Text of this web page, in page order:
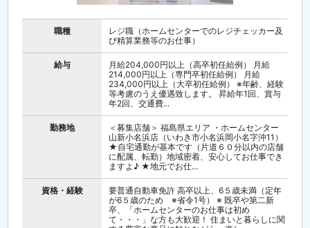
職種
レジ職（ホームセンターでのレジチェッカー及
び精算業務等のお仕事）
給与
月給204,000円以上（高卒初任給例） 月給
214,000円以上（専門卒初任給例） 月給
234,000円以上（大卒初任給例） ※年齢、経験
等考慮のうえ優遇致します。 昇給年1回、賞与
年2回、交通費...
勤務地
＜募集店舗＞ 福島県エリア ・ホームセンター
山新小名浜店（いわき市小名浜岡小名字沖11）
★自宅通勤が基本です（片道６０分以内の店舗
に配属、転勤）地域密着、安心してお仕事でき
ますよ♪ ★地元でお仕...
資格・経験
要普通自動車免許 高卒以上、6５歳未満（定年
が6５歳のため ※省令1号） ※ 既卒や第二新
卒、「ホームセンターのお仕事は初め
て・・・」な方も大歓迎！ 住まいと暮らしに関